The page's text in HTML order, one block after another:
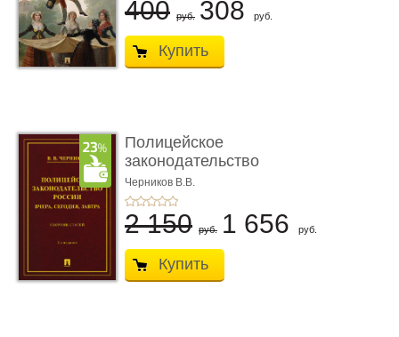
400 руб. 308 руб.
Купить
Полицейское
законодательство
России: вчера, с� ...
Черников В.В.
2 150 руб. 1 656 руб.
Купить